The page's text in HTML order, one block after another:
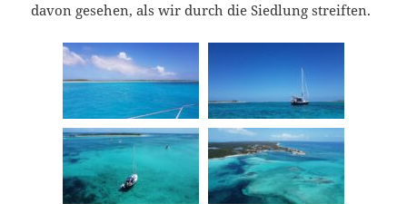
davon gesehen, als wir durch die Siedlung streiften.